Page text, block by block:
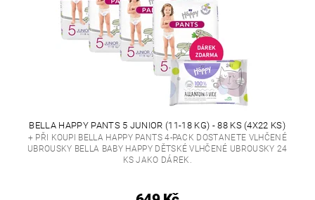
BELLA HAPPY PANTS 5 JUNIOR (11-18 KG) - 88 KS (4X22 KS)
+ PŘI KOUPI BELLA HAPPY PANTS 4-PACK DOSTANETE VLHČENÉ
UBROUSKY BELLA BABY HAPPY DĚTSKÉ VLHČENÉ UBROUSKY 24
KS JAKO DÁREK.